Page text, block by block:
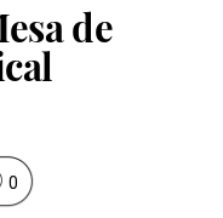
de
0